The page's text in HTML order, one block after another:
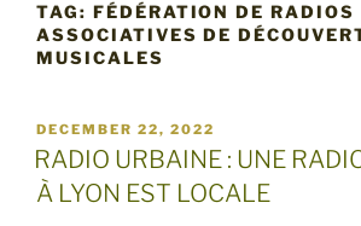
TAG: FÉDÉRATION DE RADIOS
ASSOCIATIVES DE
MUSICALES
POSTED
ON
DECEMBER 22, 2022
RADIO URBAINE : UNE
À LYON EST LOCALE